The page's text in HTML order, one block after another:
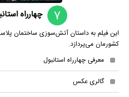
7 چهارراه
این فیلم به داستان آتش‌سوزی ساختمان
کشورمان می‌پردازد.
معرفی چهارراه استانبول
گالری عکس